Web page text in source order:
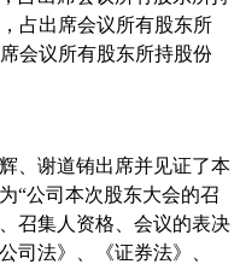
占出席会议所有股东所
会议所有股东所持股份
、谢道铕出席并见证了本
“公司本次股东大会的召
召集人资格、会议的表决
司法》、《证券法》、